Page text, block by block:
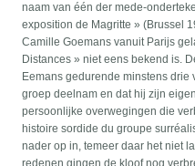
naam van één der mede-
exposition de Magritte » (Brussel
Camille Goemans vanuit Parijs
Distances » niet eens bekend is.
Eemans gedurende minstens
groep deelnam en dat hij zijn
persoonlijke overwegingen die
histoire sordide du groupe
nader op in, temeer daar het niet